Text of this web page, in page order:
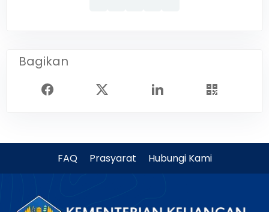
Bagikan
FAQ Prasyarat Hubungi Kami